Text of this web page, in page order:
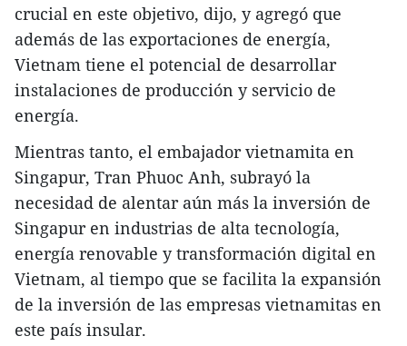
crucial en este objetivo, dijo, y agregó que
además de las exportaciones de energía,
Vietnam tiene el potencial de desarrollar
instalaciones de producción y servicio de
energía.
Mientras tanto, el embajador vietnamita en
Singapur, Tran Phuoc Anh, subrayó la
necesidad de alentar aún más la inversión de
Singapur en industrias de alta tecnología,
energía renovable y transformación digital en
Vietnam, al tiempo que se facilita la expansión
de la inversión de las empresas vietnamitas en
este país insular.